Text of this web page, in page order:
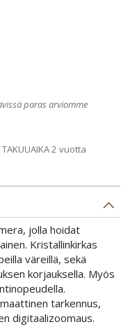
paras arviomme
TAKUUAIKA 2 vuotta
jolla hoidat
Kristallinkirkas
väreillä, sekä
korjauksella. Myös
tarkennus,
digitaalizoomaus.